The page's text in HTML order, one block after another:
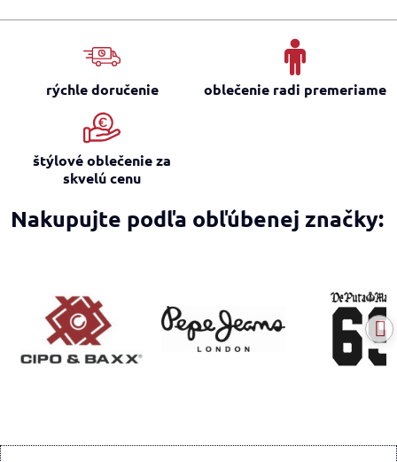
rýchle doručenie oblečenie radi premeriame
štýlové oblečenie za
skvelú cenu
Nakupujte podľa obľúbenej značky: